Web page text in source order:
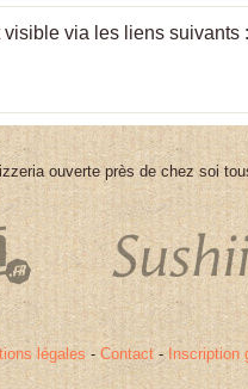
via les liens suivants :
ouverte près de chez soi
légales - Contact- Inscription